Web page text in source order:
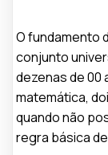
O fundamento
conjunto
dezenas de 00
matemática,
quando não
regra básica